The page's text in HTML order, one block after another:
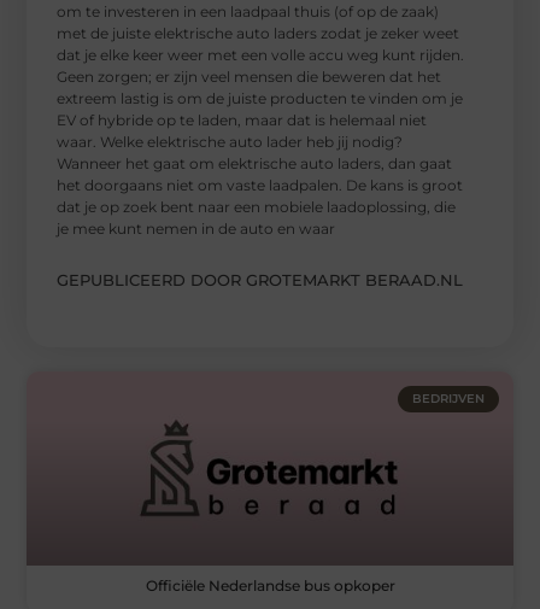
om te investeren in een laadpaal thuis (of op de zaak)
met de juiste elektrische auto laders zodat je zeker weet
dat je elke keer weer met een volle accu weg kunt rijden.
Geen zorgen; er zijn veel mensen die beweren dat het
extreem lastig is om de juiste producten te vinden om je
EV of hybride op te laden, maar dat is helemaal niet
waar. Welke elektrische auto lader heb jij nodig?
Wanneer het gaat om elektrische auto laders, dan gaat
het doorgaans niet om vaste laadpalen. De kans is groot
dat je op zoek bent naar een mobiele laadoplossing, die
je mee kunt nemen in de auto en waar
GEPUBLICEERD DOOR GROTEMARKT BERAAD.NL
BEDRIJVEN
Officiële Nederlandse bus opkoper